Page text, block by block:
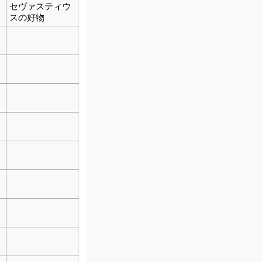
セヴァスティウ
スの好物